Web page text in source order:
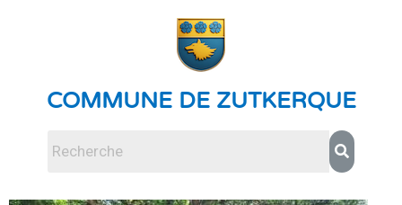
COMMUNE DE ZUTKERQUE